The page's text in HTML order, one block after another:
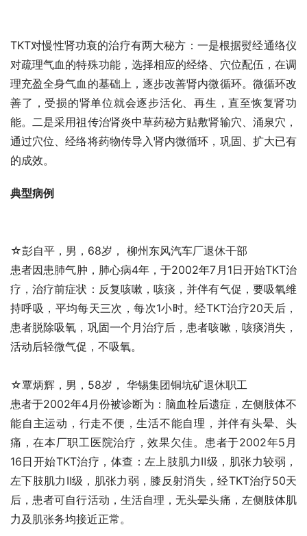
TKT对慢性肾功衰的治疗有两大秘方：一是根据熨经通络仪
对疏理气血的特殊功能，选择相应的经络、穴位配伍，在调
理充盈全身气血的基础上，逐步改善肾内微循环。微循环改
善了，受损的肾单位就会逐步活化、再生，直至恢复肾功
能。二是采用祖传治肾炎中草药秘方贴敷肾输穴、涌泉穴，
通过穴位、经络将药物传导入肾内微循环，巩固、扩大已有
的成效。
典型病例
☆彭自平，男，68岁， 柳州东风汽车厂退休干部
患者因患肺气肿，肺心病4年，于2002年7月1日开始TKT治
疗，治疗前症状：反复咳嗽，咳痰，并伴有气促，要吸氧维
持呼吸，平均每天三次，每次1小时。经TKT治疗20天后，
患者脱除吸氧，巩固一个月治疗后，患者咳嗽，咳痰消失，
活动后轻微气促，不吸氧。
☆覃炳辉，男，58岁， 华锡集团铜坑矿退休职工
患者于2002年4月份被诊断为：脑血栓后遗症，左侧肢体不
能自主运动，行走不便，生活不能自理，并伴有头晕、头
痛，在本厂职工医院治疗，效果欠佳。患者于2002年5月
16日开始TKT治疗，体查：左上肢肌力Ⅱ级，肌张力较弱，
左下肢肌力Ⅱ级，肌张力弱，膝反射消失，经TKT治疗50天
后，患者可自行活动，生活自理，无头晕头痛，左侧肢体肌
力及肌张务均接近正常。